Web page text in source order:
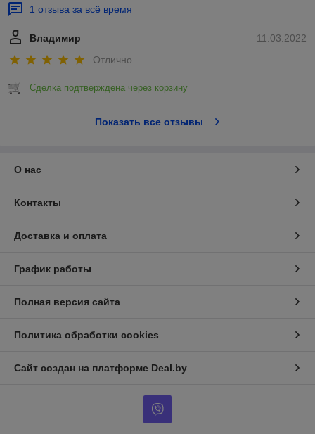
1 отзыва за всё время
11.03.2022
Владимир
Отлично
Сделка подтверждена через корзину
Показать все отзывы
О нас
Контакты
Доставка и оплата
График работы
Полная версия сайта
Политика обработки cookies
Сайт создан на платформе Deal.by